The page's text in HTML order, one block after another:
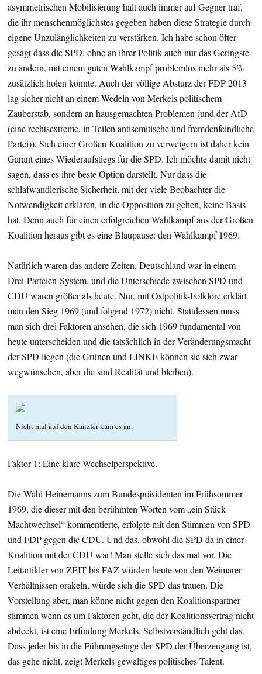
asymmetrischen Mobilisierung halt auch immer auf Gegner traf,
die ihr menschenmöglichstes gegeben haben diese Strategie durch
eigene Unzulänglichkeiten zu verstärken. Ich habe schon öfter
gesagt dass die SPD, ohne an ihrer Politik auch nur das Geringste
zu ändern, mit einem guten Wahlkampf problemlos mehr als 5%
zusätzlich holen könnte. Auch der völlige Absturz der FDP 2013
lag sicher nicht an einem Wedeln von Merkels politischem
Zauberstab, sondern an hausgemachten Problemen (und der AfD
(eine rechtsextreme, in Teilen antisemitische und fremdenfeindliche
Partei)). Sich einer Großen Koalition zu verweigern ist daher kein
Garant eines Wiederaufstiegs für die SPD. Ich möchte damit nicht
sagen, dass es ihre beste Option darstellt. Nur dass die
schlafwandlerische Sicherheit, mit der viele Beobachter die
Notwendigkeit erklären, in die Opposition zu gehen, keine Basis
hat. Denn auch für einen erfolgreichen Wahlkampf aus der Großen
Koalition heraus gibt es eine Blaupause: den Wahlkampf 1969.
Natürlich waren das andere Zeiten. Deutschland war in einem
Drei-Parteien-System, und die Unterschiede zwischen SPD und
CDU waren größer als heute. Nur, mit Ostpolitik-Folklore erklärt
man den Sieg 1969 (und folgend 1972) nicht. Stattdessen muss
man sich drei Faktoren ansehen, die sich 1969 fundamental von
heute unterscheiden und die tatsächlich in der Veränderungsmacht
der SPD liegen (die Grünen und LINKE können sie sich zwar
wegwünschen, aber die sind Realität und bleiben).
Nicht mal auf den Kanzler kam es an.
Faktor 1: Eine klare Wechselperspektive.
Die Wahl Heinemanns zum Bundespräsidenten im Frühsommer
1969, die dieser mit den berühmten Worten vom „ein Stück
Machtwechsel“ kommentierte, erfolgte mit den Stimmen von SPD
und FDP gegen die CDU. Und das, obwohl die SPD da in einer
Koalition mit der CDU war! Man stelle sich das mal vor. Die
Leitartikler von ZEIT bis FAZ würden heute von den Weimarer
Verhältnissen orakeln, würde sich die SPD das trauen. Die
Vorstellung aber, man könne nicht gegen den Koalitionspartner
stimmen wenn es um Faktoren geht, die der Koalitionsvertrag nicht
abdeckt, ist eine Erfindung Merkels. Selbstverständlich geht das.
Dass jeder bis in die Führungsetage der SPD der Überzeugung ist,
das gehe nicht, zeigt Merkels gewaltiges politisches Talent.